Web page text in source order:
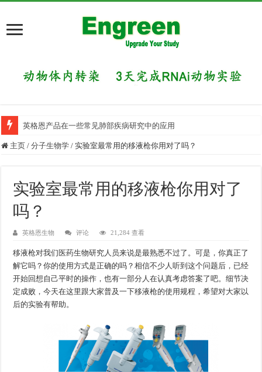
英格恩产品在一些常见肺部疾病研究中的应用
主页 / 分子生物学 / 实验室最常用的移液枪你用对了吗？
实验室最常用的移液枪你用对了
吗？
英格恩生物 评论 21,284 查看
移液枪对我们医药生物研究人员来说是最熟悉不过了。可是，你真正了
解它吗？你的使用方式是正确的吗？相信不少人听到这个问题后，已经
开始回想自己平时的操作，也有一部分人在认真考虑答案了吧。细节决
定成败，今天在这里跟大家普及一下移液枪的使用规程，希望对大家以
后的实验有帮助。